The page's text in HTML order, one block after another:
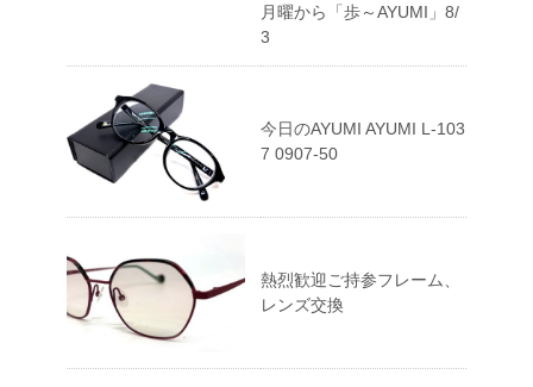
月曜から「歩～AYUMI」8/
3
今日のAYUMI AYUMI L-103
7 0907-50
熱烈歓迎ご持参フレーム、
レンズ交換